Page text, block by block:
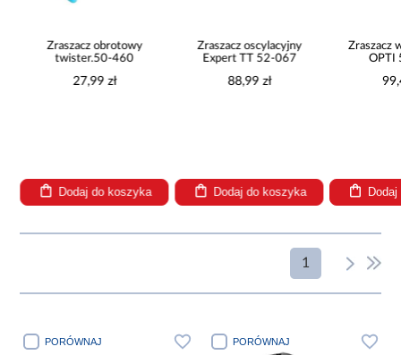
Zraszacz obrotowy
twister.50-460
27,99 zł
Dodaj do koszyka
Zraszacz oscylacyjny
Expert TT 52-067
88,99 zł
Dodaj do koszyka
Zraszacz
OPTI
1
PORÓWNAJ PORÓWNAJ